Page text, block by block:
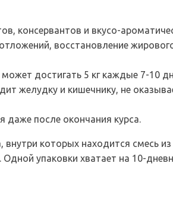
консервантов и вкусо-
восстановление
достигать 5 кг каждые 7-10
желудку и кишечнику, не
даже после окончания курса.
которых находится смесь
упаковки хватает на 10-